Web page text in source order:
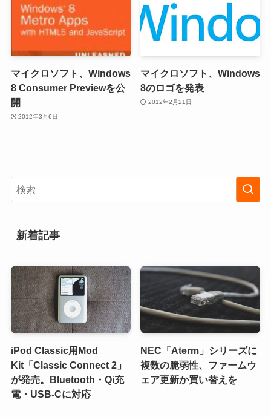
マイクロソフト、Windows
8 Consumer Previewを公
開
2012年3月6日
マイクロソフト、Windows
8のロゴを発表
2012年2月21日
新着記事
iPod Classic用Mod
Kit「Classic Connect 2」
が発売。Bluetooth・Qi充
電・USB-Cに対応
NEC「Aterm」シリーズに
複数の脆弱性、ファームウ
ェア更新か買い替えを